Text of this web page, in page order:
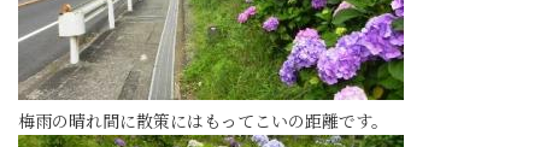
梅雨の晴れ間に散策にはもってこいの距離です。